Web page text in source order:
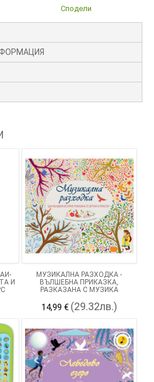
Сподели
И
МУЗИКАЛНА РАЗХОДКА -
ВЪЛШЕБНА ПРИКАЗКА,
РАЗКАЗАНА С МУЗИКА
14,99 € (29.32лв.)